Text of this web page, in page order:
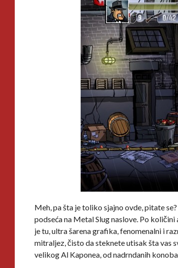
Meh, pa šta je toliko sjajno ovde, pitate
podseća na Metal Slug naslove. Po
je tu, ultra šarena grafika, fenomenalni i
mitraljez, čisto da steknete utisak šta vas
velikog Al Kaponea, od nadrndanih